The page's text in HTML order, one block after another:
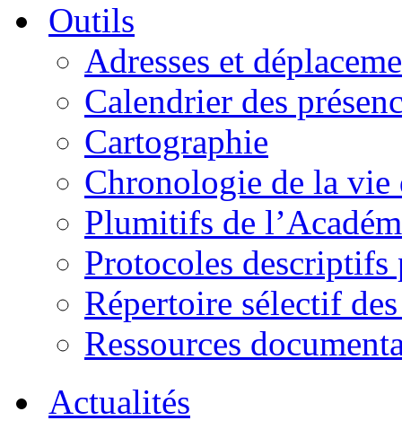
Outils
Adresses et
Calendrier des
Cartographie
Chronologie de la vie
Plumitifs de
Protocoles descriptifs
Répertoire sélectif
Ressources
Actualités